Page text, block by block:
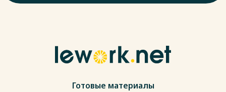
Готовые материалы